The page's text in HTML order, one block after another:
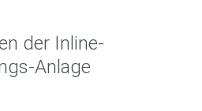
der Inline-
Anlage